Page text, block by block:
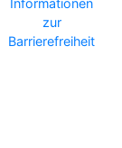
Informationen
zur
Barrierefreiheit